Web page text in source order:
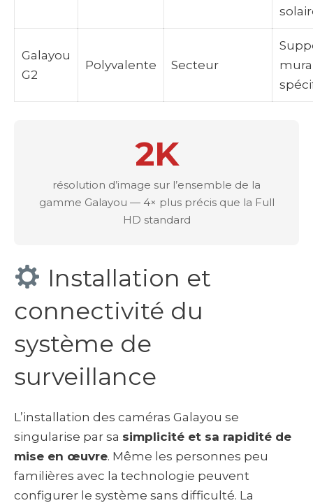
Galayou
G2
Polyvalente Secteur
2K
résolution d’image sur l’ensemble de la
gamme Galayou — 4× plus précis que la Full
HD standard
Installation et
connectivité du
système de
surveillance
L’installation des caméras Galayou se
singularise par sa simplicité et sa rapidité de
mise en œuvre. Même les personnes peu
familières avec la technologie peuvent
configurer le système sans difficulté. La